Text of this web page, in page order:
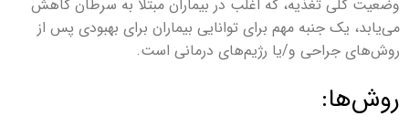
وضعیت کلی تغذیه، که اغلب در بیماران مبتلا به سرطان کاهش
می‌یابد، یک جنبه مهم برای توانایی بیماران برای بهبودی پس از
روش‌های جراحی و/یا رژیم‌های درمانی است.
روش‌ها: